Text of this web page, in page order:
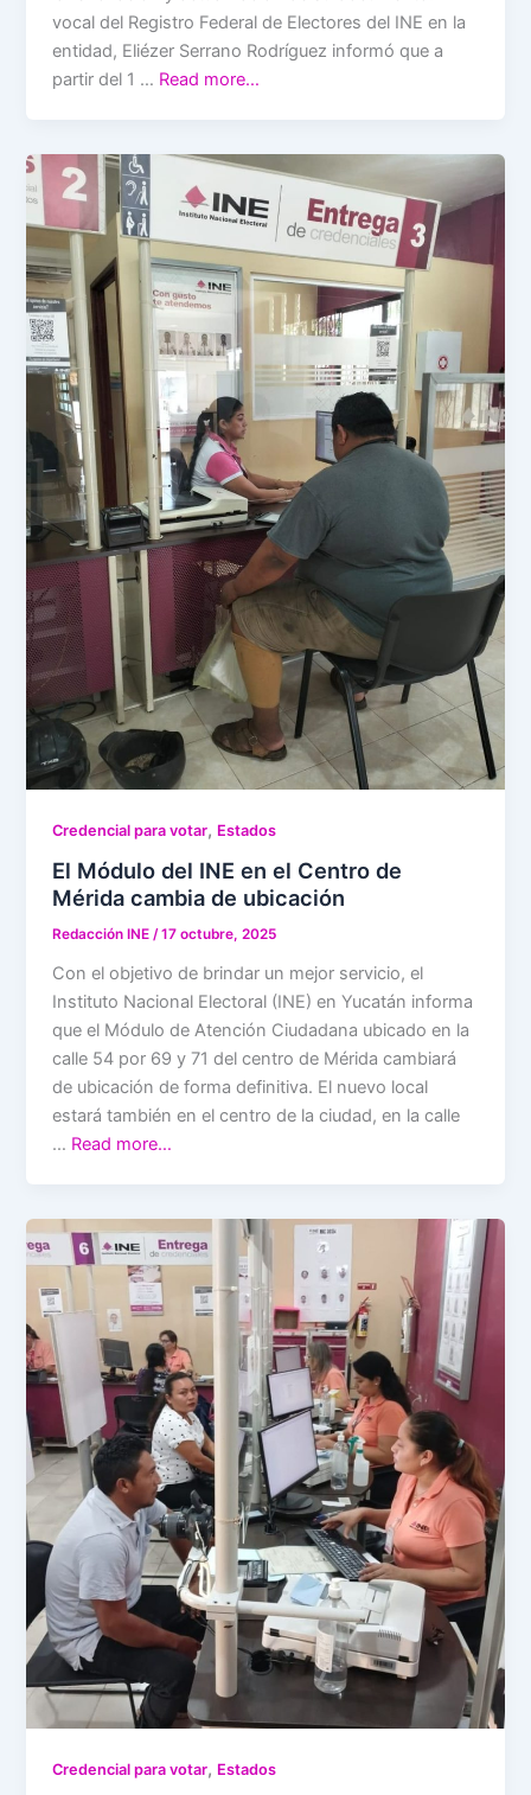
vocal del Registro Federal de Electores del INE en la
entidad, Eliézer Serrano Rodríguez informó que a
partir del 1 … Read more…
Credencial para votar, Estados
El Módulo del INE en el Centro de
Mérida cambia de ubicación
Redacción INE/17 octubre, 2025
Con el objetivo de brindar un mejor servicio, el
Instituto Nacional Electoral (INE) en Yucatán informa
que el Módulo de Atención Ciudadana ubicado en la
calle 54 por 69 y 71 del centro de Mérida cambiará
de ubicación de forma definitiva. El nuevo local
estará también en el centro de la ciudad, en la calle
… Read more…
Credencial para votar, Estados